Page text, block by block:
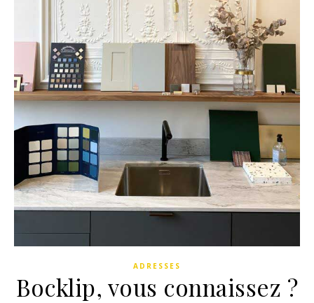
ADRESSES
Bocklip, vous connaissez ?